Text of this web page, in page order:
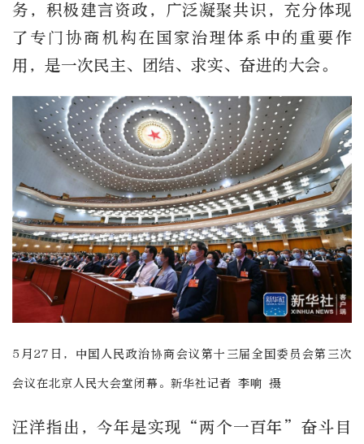
务，积极建言资政，广泛凝聚共识，充分体现
了专门协商机构在国家治理体系中的重要作
用，是一次民主、团结、求实、奋进的大会。
5月27日，中国人民政治协商会议第十三届全国委员会第三次
会议在北京人民大会堂闭幕。新华社记者 李响 摄
汪洋指出，今年是实现“两个一百年”奋斗目